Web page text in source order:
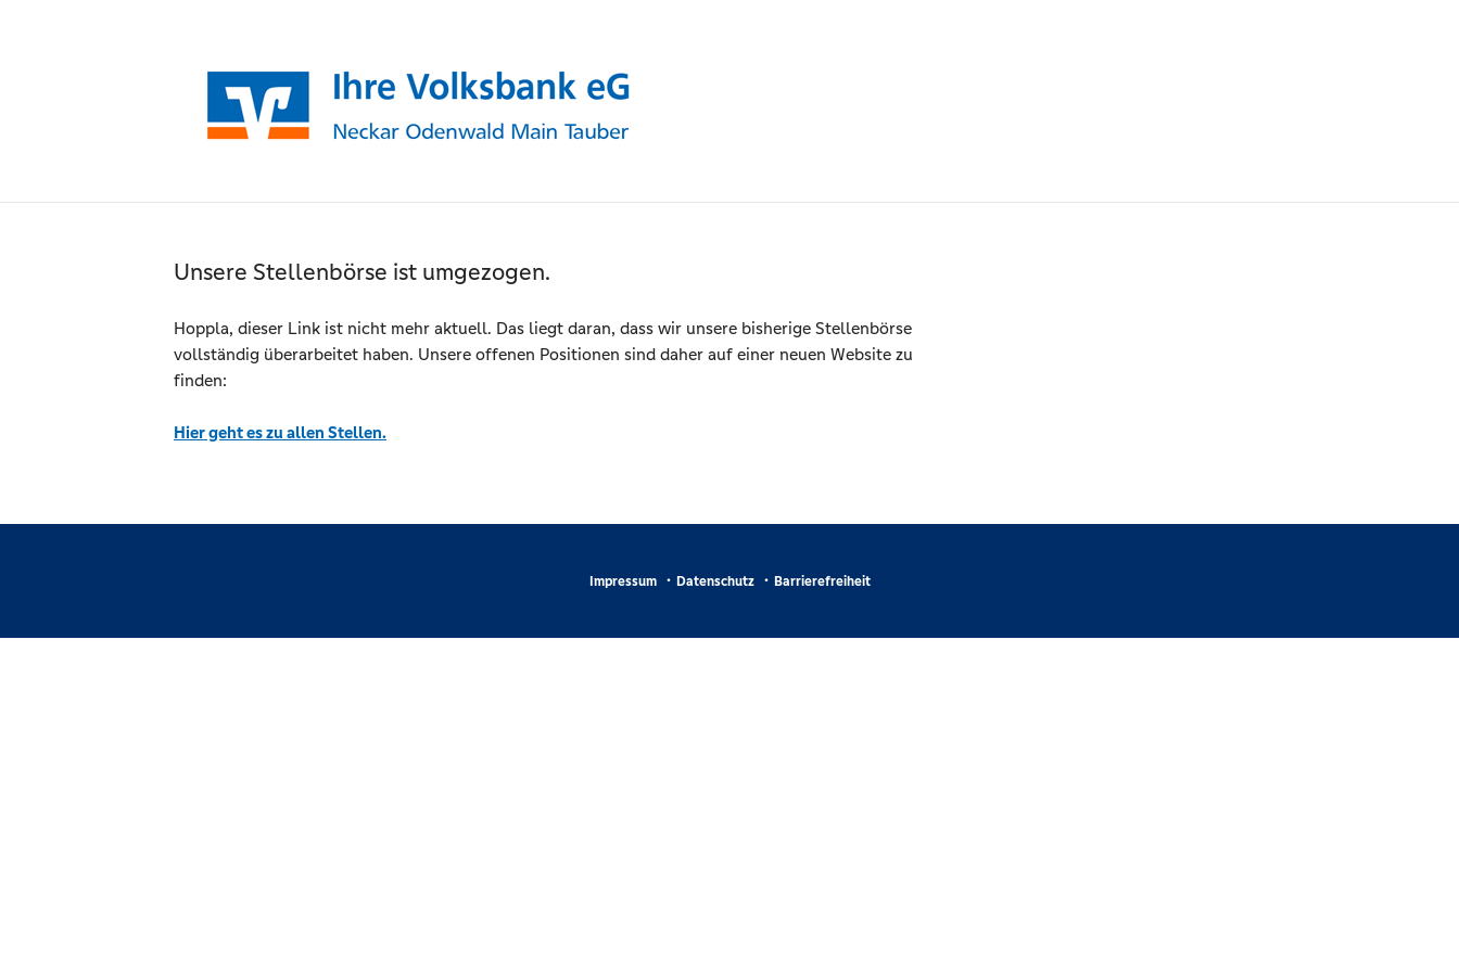
Unsere Stellenbörse ist umgezogen.
Hoppla, dieser Link ist nicht mehr aktuell. Das liegt daran, dass wir unsere bisherige Stellenbörse
vollständig überarbeitet haben. Unsere offenen Positionen sind daher auf einer neuen Website zu
finden:
Hier geht es zu allen Stellen.
Impressum Datenschutz Barrierefreiheit